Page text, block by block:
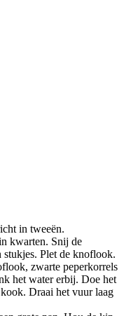
in tweeën.
kwarten. Snij de
stukjes. Plet de knoflook.
zwarte peperkorrels
het water erbij. Doe het
Draai het vuur laag